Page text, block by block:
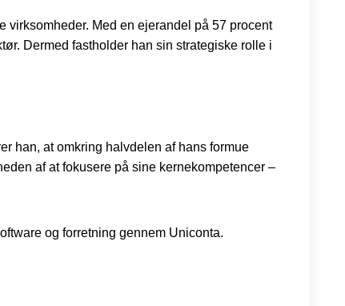
virksomheder. Med en ejerandel på 57 procent
Dermed fastholder han sin strategiske rolle i
han, at omkring halvdelen af hans formue
af at fokusere på sine kernekompetencer –
og forretning gennem Uniconta.